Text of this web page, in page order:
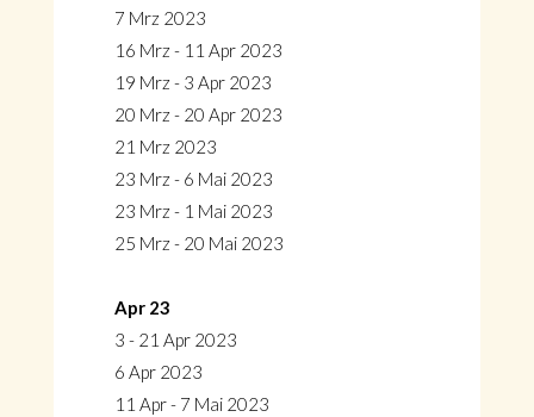
7 Mrz 2023
16 Mrz - 11 Apr 2023
19 Mrz - 3 Apr 2023
20 Mrz - 20 Apr 2023
21 Mrz 2023
23 Mrz - 6 Mai 2023
23 Mrz - 1 Mai 2023
25 Mrz - 20 Mai 2023
Apr 23
3 - 21 Apr 2023
6 Apr 2023
11 Apr - 7 Mai 2023